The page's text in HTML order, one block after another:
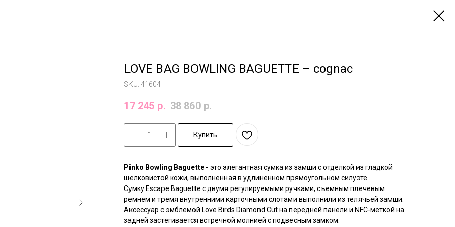
LOVE BAG BOWLING BAGUETTE – cognac
SKU: 41604
17 245 р. 38 860 р.
Купить
Pinko Bowling Baguette - это элегантная сумка из замши с отделкой из гладкой
шелковистой кожи, выполненная в удлиненном прямоугольном силуэте.
Сумку Escape Baguette с двумя регулируемыми ручками, съемным плечевым
ремнем и тремя внутренними карточными слотами выполнили из телячьей замши.
Аксессуар с эмблемой Love Birds Diamond Cut на передней панели и NFC-меткой на
задней застегивается встречной молнией с подвесным замком.